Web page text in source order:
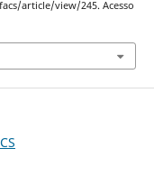
article/view/245. Acesso